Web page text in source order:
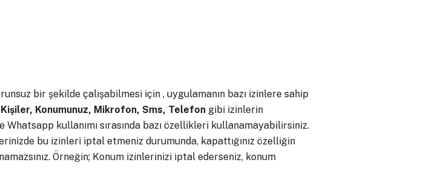
bir şekilde çalışabilmesi için , uygulamanın bazı izinlere sahip
Kişiler, Konumunuz, Mikrofon, Sms, Telefongibi izinlerin
kullanımı sırasında bazı özellikleri kullanamayabilirsiniz.
bu izinleri iptal etmeniz durumunda, kapattığınız özelliğin
Örneğin; Konum izinlerinizi iptal ederseniz, konum